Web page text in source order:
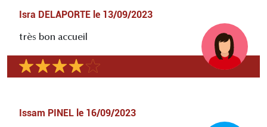
Isra DELAPORTE le 13/09/2023
très bon accueil
Issam PINEL le 16/09/2023